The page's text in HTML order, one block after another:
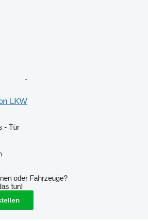
LKW
- Tür
oder Fahrzeuge?
tun!